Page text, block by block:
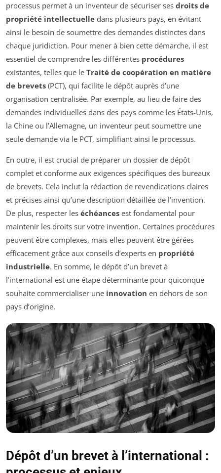
processus permet à un inventeur de sécuriser ses droits de
propriété intellectuelle dans plusieurs pays, en évitant
ainsi le besoin de soumettre des demandes distinctes dans
chaque juridiction. Pour mener à bien cette démarche, il est
essentiel de comprendre les différentes procédures
existantes, telles que le Traité de coopération en matière
de brevets (PCT), qui facilite le dépôt auprès d’une
organisation centralisée. Par exemple, au lieu de faire des
demandes individuelles dans des pays comme les États-Unis,
la Chine ou l’Allemagne, un inventeur peut soumettre une
seule demande via le PCT, simplifiant ainsi le processus.
En outre, il est crucial de préparer un dossier de dépôt
complet et conforme aux exigences spécifiques des bureaux
de brevets. Cela inclut la rédaction de revendications claires
et précises ainsi qu’une description détaillée de l’invention.
De plus, respecter les échéances est fondamental pour
maintenir les droits sur votre invention. Certaines procédures
peuvent être complexes, mais elles peuvent être gérées
efficacement grâce aux conseils d’experts en propriété
industrielle. En somme, le dépôt d’un brevet à
l’international est une étape déterminante pour quiconque
souhaite commercialiser une innovation en dehors de son
pays d’origine.
Dépôt d’un brevet à l’international :